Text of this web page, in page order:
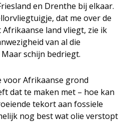
en Drenthe bij elkaar.
dat me over de
land vliegt, zie ik
van al die
schijn bedriegt.
voor Afrikaanse grond
dat te maken met – hoe kan
tekort aan fossiele
nog best wat olie verstopt